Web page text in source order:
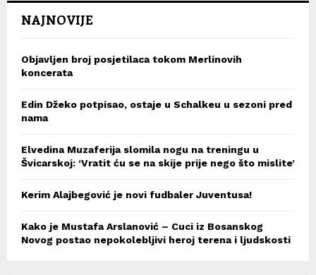
NAJNOVIJE
Objavljen broj posjetilaca tokom Merlinovih
koncerata
Edin Džeko potpisao, ostaje u Schalkeu u sezoni pred
nama
Elvedina Muzaferija slomila nogu na treningu u
Švicarskoj: ‘Vratit ću se na skije prije nego što mislite’
Kerim Alajbegović je novi fudbaler Juventusa!
Kako je Mustafa Arslanović – Cuci iz Bosanskog
Novog postao nepokolebljivi heroj terena i ljudskosti